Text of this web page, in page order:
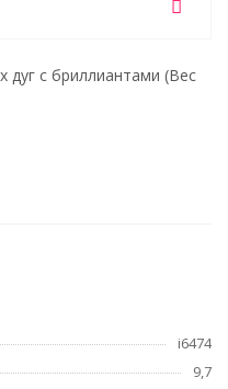
дуг с бриллиантами (Вес
i6474
9,7